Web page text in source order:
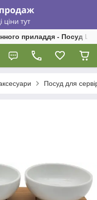
приладдя - Посуд
Посуд для